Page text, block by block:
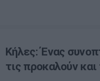
Κήλες: Ένας
τις προκαλούν